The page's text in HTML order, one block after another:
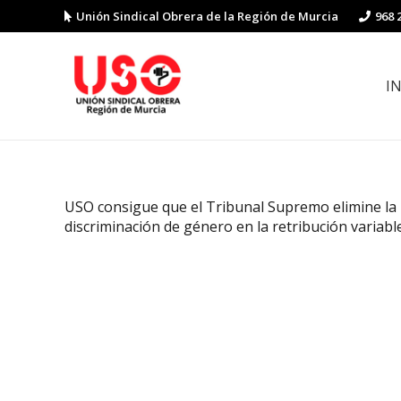
Unión Sindical Obrera de la Región de Murcia 968
USO consigue que el Tribunal Supremo elimine la
discriminación de género en la retribución